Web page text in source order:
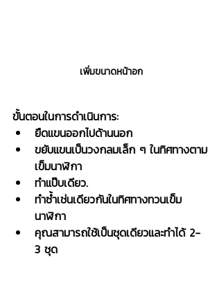
เพิ่มขนาดหน้าอก
ขั้นตอนในการดำเนินการ:
ยืดแขนออกไปด้านนอก
ขยับแขนเป็นวงกลมเล็ก ๆ ในทิศทางตาม
เข็มนาฬิกา
ทำแป๊บเดียว.
ทำซ้ำเช่นเดียวกันในทิศทางทวนเข็ม
นาฬิกา
คุณสามารถใช้เป็นชุดเดียวและทำได้ 2-
3 ชุด